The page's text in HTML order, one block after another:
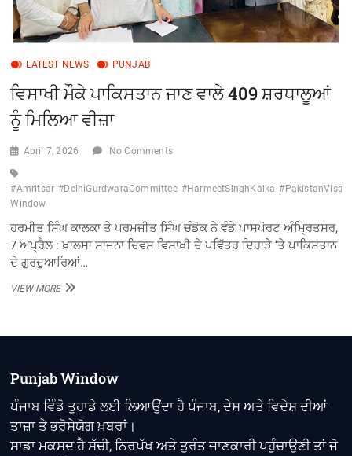
LATEST NEWS PUNJAB
ਵਿਸਾਖੀ ਮੌਕੇ ਪਾਕਿਸਤਾਨ ਜਾਣ ਵਾਲੇ 409 ਸ਼ਰਧਾਲੂਆਂ
ਨੂੰ ਮਿਲਿਆ ਵੀਜ਼ਾ
April 7, 2026 No Comments
#Amritsar #DelhiGurdwaraCommittee #HarmeetSinghKalka #PakistanVisa
Window
ਹਰਮੀਤ ਸਿੰਘ ਕਾਲਕਾ ਤੇ ਪਰਮਜੀਤ ਸਿੰਘ ਚੰਡੋਕ ਨੇ ਵੰਡੇ ਪਾਸਪੋਰਟ ਅੰਮ੍ਰਿਤਸਰ,
7 ਅਪ੍ਰੈਲ : ਖ਼ਾਲਸਾ ਸਾਜਨਾ ਦਿਵਸ ਵਿਸਾਖੀ ਦੇ ਪਵਿੱਤਰ ਦਿਹਾੜੇ ‘ਤੇ ਪਾਕਿਸਤਾਨ
ਦੇ ਗੁਰਦੁਆਰਿਆਂ…
VIEW MOREਵਿਸਾਖੀ
ਨੂੰ
ਮਿਲਿਆ
ਵੀਜ਼ਾ
Punjab Window
ਪੰਜਾਬ ਵਿੰਡੋ ਤੁਹਾਡੇ ਲਈ ਲਿਆਉਂਦਾ ਹੈ ਪੰਜਾਬ, ਦੇਸ਼ ਅਤੇ ਵਿਦੇਸ਼ ਦੀਆਂ
ਤਾਜ਼ਾ ਤੇ ਭਰੋਸੇਯੋਗ ਖ਼ਬਰਾਂ।
ਸਾਡਾ ਮਕਸਦ ਹੈ ਸੱਚੀ, ਨਿਰਪੱਖ ਅਤੇ ਤੁਰੰਤ ਜਾਣਕਾਰੀ ਪਹੁੰਚਾਉਣੀ ਤਾਂ ਜੋ